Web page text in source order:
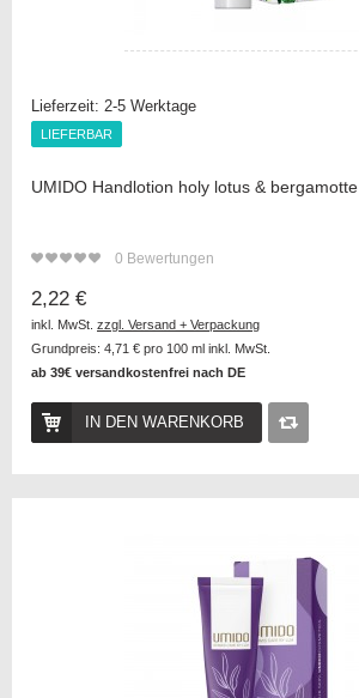
Lieferzeit: 2-5 Werktage
UMIDO Handlotion holy lotus & bergamotte
0 Bewertungen
LIEFERBAR
2,22 €
inkl. MwSt. zzgl. Versand + Verpackung
Grundpreis: 4,71 € pro 100 ml inkl. MwSt.
ab 39€ versandkostenfrei nach DE
LIEFERBAR
IN DEN WARENKORB